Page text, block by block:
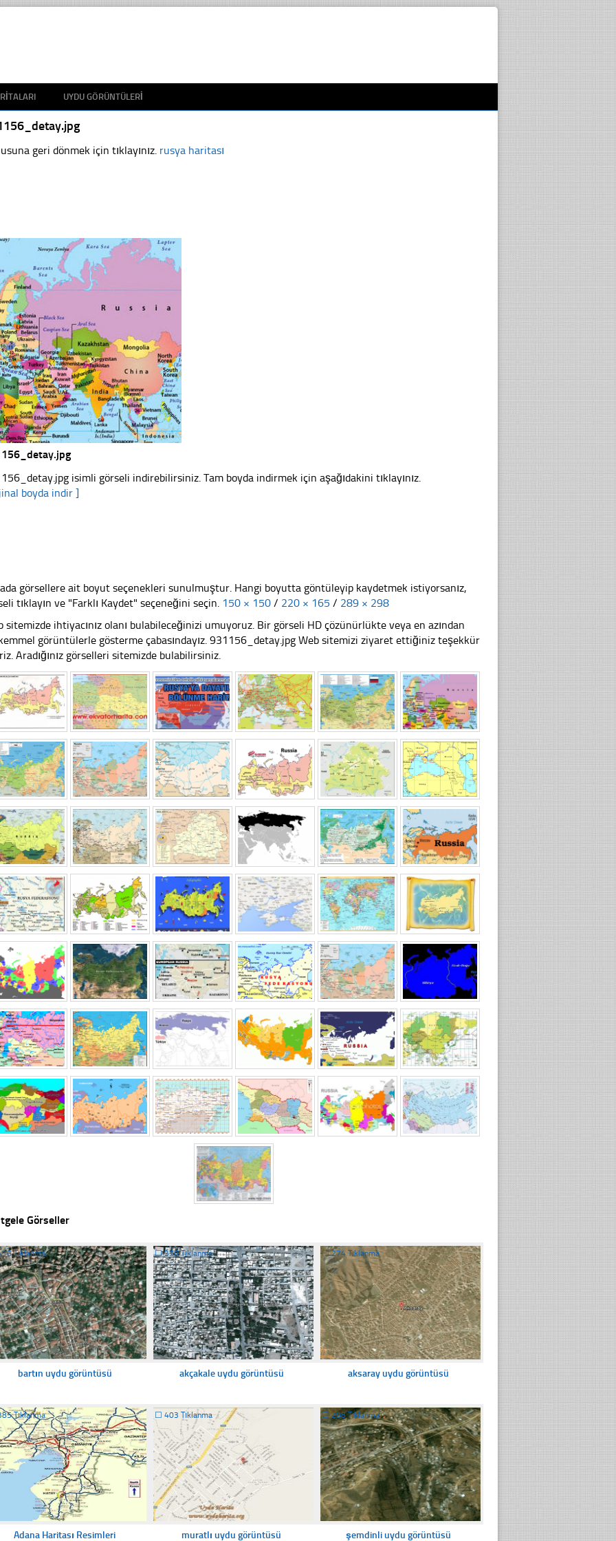
UYDU GÖRÜNTÜLERI
geri dönmek için tıklayınız. rusya haritası
isimli görseli indirebilirsiniz. Tam boyda indirmek için aşağıdakini tıklayınız.
boyda indir ]
görsellere ait boyut seçenekleri sunulmuştur. Hangi boyutta göntüleyip kaydetmek istiyorsanız,
tıklayın ve "Farklı Kaydet" seçeneğini seçin. 150 × 150 / 220 × 165 / 289 × 298
sitemizde ihtiyacınız olanı bulabileceğinizi umuyoruz. Bir görseli HD çözünürlükte veya en azından
görüntülerle gösterme çabasındayız. 931156_detay.jpg Web sitemizi ziyaret ettiğiniz teşekkür
Aradığınız görselleri sitemizde bulabilirsiniz.
Görseller
Tıklanma
bartın uydu görüntüsü
☐376 Tıklanma
akçakale uydu görüntüsü
☐274 Tıklanma
aksaray uydu görüntüsü
Tıklanma
Adana Haritası Resimleri
☐ 403 Tıklanma
muratlı uydu görüntüsü
☐298 Tıklanma
şemdinli uydu görüntüsü